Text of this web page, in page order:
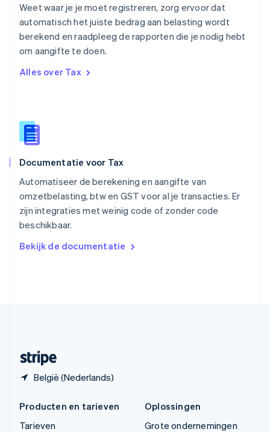
Weet waar je je moet registreren, zorg ervoor dat
automatisch het juiste bedrag aan belasting wordt
berekend en raadpleeg de rapporten die je nodig hebt
om aangifte te doen.
Alles over Tax
Documentatie voor Tax
Automatiseer de berekening en aangifte van
omzetbelasting, btw en GST voor al je transacties. Er
zijn integraties met weinig code of zonder code
beschikbaar.
Bekijk de documentatie
België (Nederlands)
English
Portugal
English
Roemenië
English
Singapore
English 简体中文
English
Spanje
Thailand
ไทยEnglish
Tsjechië
Vasteland van China
简体中文English
English
Producten en tarieven
Tarieven
Oplossingen
Grote ondernemingen